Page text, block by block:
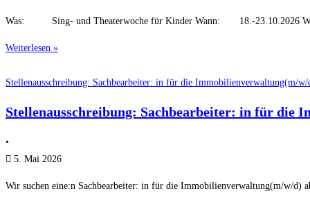
Was: Sing- und Theaterwoche für Kinder Wann: 18.-23.10.2026
Weiterlesen »
Stellenausschreibung: Sachbearbeiter: in für die Immobilienverwaltung(m/w/
Stellenausschreibung: Sachbearbeiter: in für die
•
5. Mai 2026
Wir suchen eine:n Sachbearbeiter: in für die Immobilienverwaltung(m/w/d)